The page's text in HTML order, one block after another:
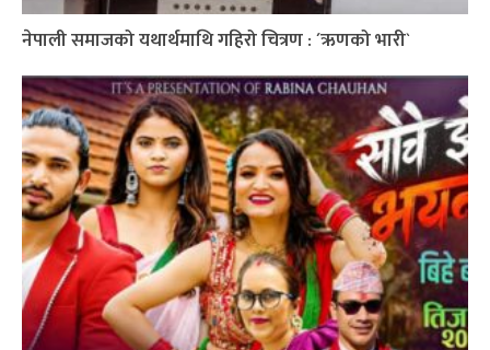
नेपाली समाजको यथार्थमाथि गहिरो चित्रण : ´ऋणको भारी`